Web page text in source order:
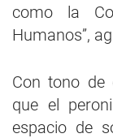
como la
Humanos”,
Con tono de
que el
espacio de